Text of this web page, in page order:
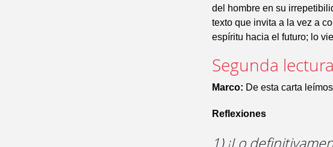
del hombre en su
texto que invita a la vez a
espíritu hacia el futuro; lo
Segunda
Marco: De esta carta
Reflexiones
1) ¡Lo